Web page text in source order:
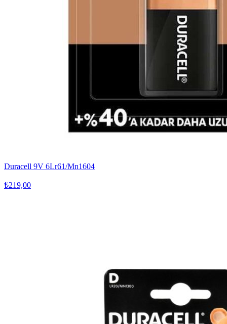
Duracell 9V 6Lr61/Mn1604
₺219,00